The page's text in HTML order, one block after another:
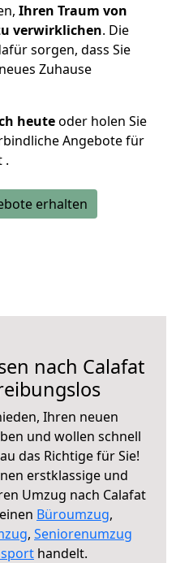
Ihren Traum von
verwirklichen. Die
sorgen, dass Sie
Zuhause
heuteoder holen Sie
Angebote für
.
erhalten
nach Calafat
Ihren neuen
und wollen schnell
das Richtige für Sie!
erstklassige und
Umzug nach Calafat
Büroumzug,
, Seniorenumzug
handelt.